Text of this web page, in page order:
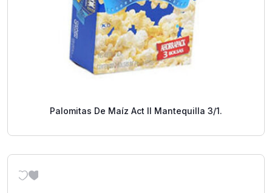
Palomitas De Maíz Act II Mantequilla 3/1.